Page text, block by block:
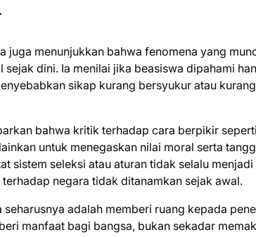
juga menunjukkan bahwa fenomena yang
dini. Ia menilai jika beasiswa dipahami
sikap kurang bersyukur atau
bahwa kritik terhadap cara berpikir
untuk menegaskan nilai moral serta
sistem seleksi atau aturan tidak selalu
negara tidak ditanamkan sejak awal.
seharusnya adalah memberi ruang kepada
manfaat bagi bangsa, bukan sekadar